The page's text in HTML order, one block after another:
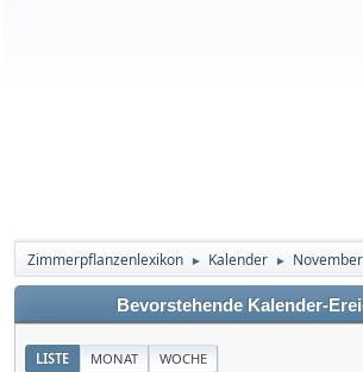
Zimmerpflanzenlexikon ► Kalender ►
Bevorstehende Kalender-
LISTE MONAT WOCHE